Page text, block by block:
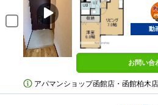
動
お問い合
アパマンショップ函館店・函館柏木